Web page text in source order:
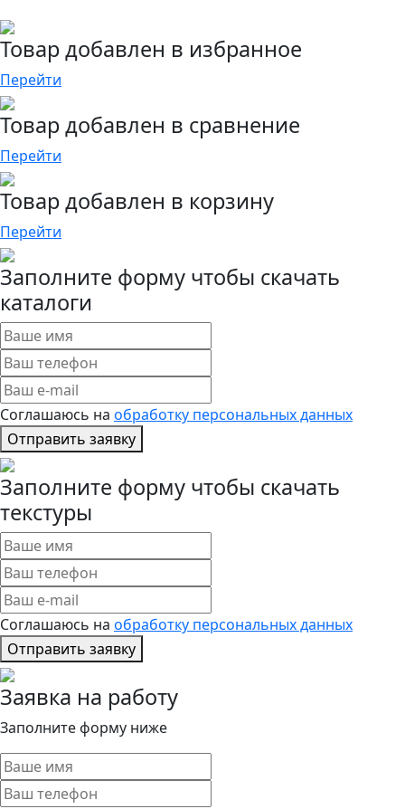
Товар добавлен в избранное
Перейти
Товар добавлен в сравнение
Перейти
Товар добавлен в корзину
Перейти
Заполните форму чтобы скачать
каталоги
Соглашаюсь на обработку персональных данных
Отправить заявку
Заполните форму чтобы скачать
текстуры
Соглашаюсь на обработку персональных данных
Отправить заявку
Заявка на работу
Заполните форму ниже